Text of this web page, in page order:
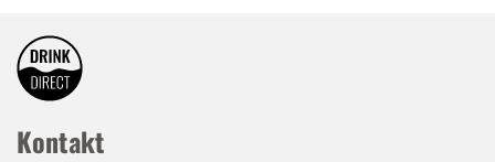
Kontakt